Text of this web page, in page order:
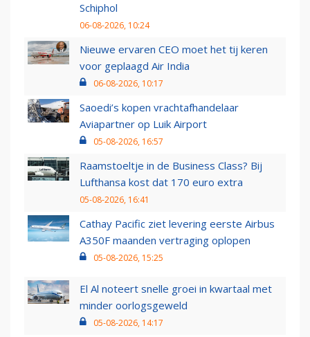
Schiphol
06-08-2026, 10:24
Nieuwe ervaren CEO moet het tij keren
voor geplaagd Air India
06-08-2026, 10:17
Saoedi’s kopen vrachtafhandelaar
Aviapartner op Luik Airport
05-08-2026, 16:57
Raamstoeltje in de Business Class? Bij
Lufthansa kost dat 170 euro extra
05-08-2026, 16:41
Cathay Pacific ziet levering eerste Airbus
A350F maanden vertraging oplopen
05-08-2026, 15:25
El Al noteert snelle groei in kwartaal met
minder oorlogsgeweld
05-08-2026, 14:17